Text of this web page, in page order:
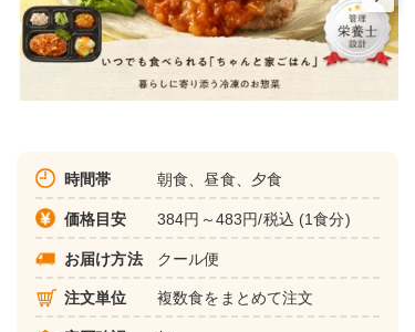
時間帯 朝食、昼食、夕食
価格目安 384円～483円/税込 (1食分)
お届け方法 クール便
注文単位 複数食をまとめて注文